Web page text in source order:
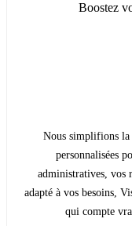
Boostez
Nous simplifions la
personnalisées
administratives, vos
adapté à vos besoins,
qui compte